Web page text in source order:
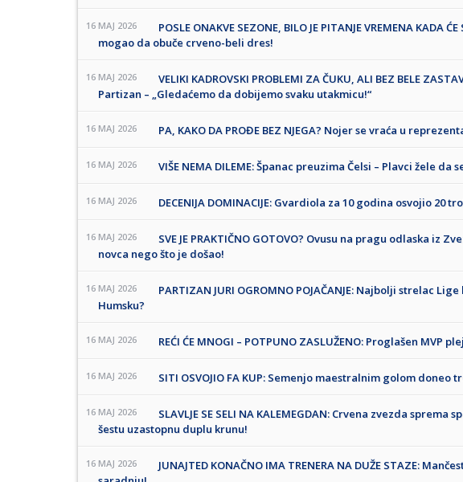
16 MAJ 2026
POSLE ONAKVE SEZONE, BILO JE PITANJE VREMENA KADA
mogao da obuče crveno-beli dres!
16 MAJ 2026
VELIKI KADROVSKI PROBLEMI ZA ČUKU, ALI BEZ BELE
Partizan – „Gledaćemo da dobijemo svaku utakmicu!“
16 MAJ 2026 PA, KAKO DA PROĐE BEZ NJEGA? Nojer se vraća u
16 MAJ 2026 VIŠE NEMA DILEME: Španac preuzima Čelsi – Plavci žele da
16 MAJ 2026 DECENIJA DOMINACIJE: Gvardiola za 10 godina osvojio 20
16 MAJ 2026
SVE JE PRAKTIČNO GOTOVO? Ovusu na pragu odlaska iz
novca nego što je došao!
16 MAJ 2026
PARTIZAN JURI OGROMNO POJAČANJE: Najbolji strelac
Humsku?
16 MAJ 2026 REĆI ĆE MNOGI – POTPUNO ZASLUŽENO: Proglašen MVP
16 MAJ 2026 SITI OSVOJIO FA KUP: Semenjo maestralnim golom doneo
16 MAJ 2026
SLAVLJE SE SELI NA KALEMEGDAN: Crvena zvezda sprema
šestu uzastopnu duplu krunu!
16 MAJ 2026
JUNAJTED KONAČNO IMA TRENERA NA DUŽE STAZE: